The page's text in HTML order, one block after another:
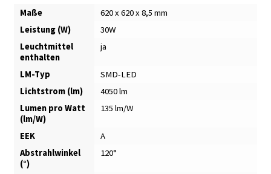
Maße
620 x 620 x 8,5 mm
Leistung (W)
30W
Leuchtmittel
enthalten
ja
LM-Typ
SMD-LED
Lichtstrom (lm)
4050 lm
Lumen pro Watt
(lm/W)
135 lm/W
EEK
A
Abstrahlwinkel
(°)
120°